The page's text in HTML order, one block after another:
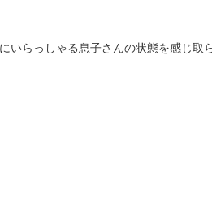
らっしゃる息子さんの状態を感じ取